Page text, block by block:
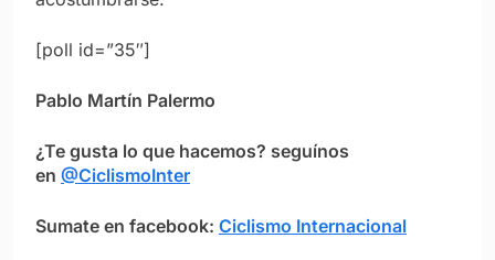
[poll id=”35″]
Pablo Martín Palermo
¿Te gusta lo que hacemos? seguínos
en @CiclismoInter
Sumate en facebook: Ciclismo Internacional